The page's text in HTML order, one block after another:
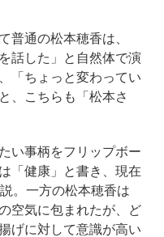
通の松本穂香は、
話した」と自然体で演
「ちょっと変わってい
、こちらも「松本さ
い事柄をフリップボー
「健康」と書き、現在
。一方の松本穂香は
空気に包まれたが、ど
げに対して意識が高い